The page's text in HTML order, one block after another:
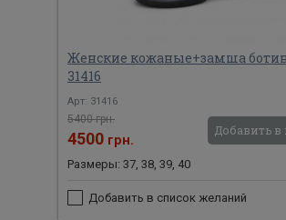
Женские кожаные+замша
31416
Арт: 31416
5400 грн.
4500 грн.
Добавить в
Размеры: 37, 38, 39, 40
Добавить в список желаний